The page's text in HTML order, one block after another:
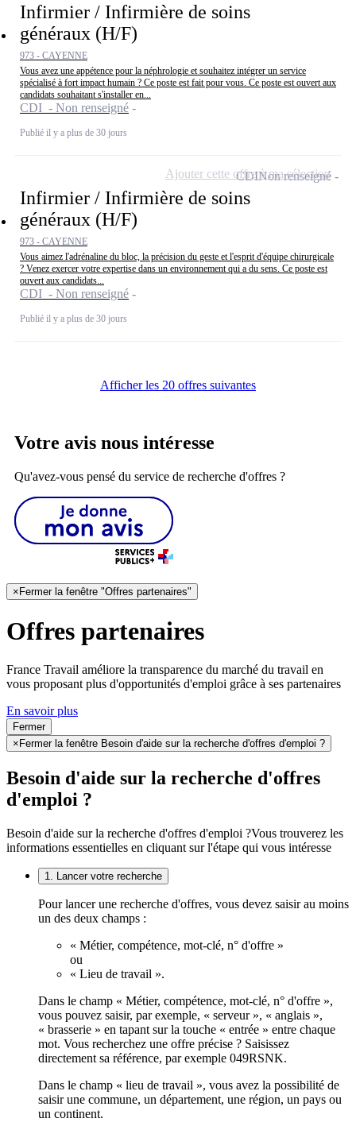
Infirmier / Infirmière de soins
généraux (H/F)
973 - CAYENNE
Vous avez une appétence pour la néphrologie et souhaitez intégrer un service
spécialisé à fort impact humain ? Ce poste est fait pour vous. Ce poste est ouvert aux
candidats souhaitant s'installer en...
CDI - Non renseigné
Publié il y a plus de 30 jours
Infirmier / Infirmière de soins
généraux (H/F)
973 - CAYENNE
Vous aimez l'adrénaline du bloc, la précision du geste et l'esprit d'équipe chirurgicale
? Venez exercer votre expertise dans un environnement qui a du sens. Ce poste est
ouvert aux candidats...
CDI - Non renseigné
Publié il y a plus de 30 jours
CDINon renseigné
Ajouter cette offre à ma sélection
Afficher les 20 offres suivantes
Votre avis nous intéresse
Qu'avez-vous pensé du service de recherche d'offres ?
×Fermer la fenêtre "Offres partenaires"
Offres partenaires
France Travail améliore la transparence du marché du travail en
vous proposant plus d'opportunités d'emploi grâce à ses partenaires
En savoir plus
Fermer
× Fermer la fenêtre Besoin d'aide sur la recherche d'offres d'emploi ?
Besoin d'aide sur la recherche d'offres
d'emploi ?
Besoin d'aide sur la recherche d'offres d'emploi ?Vous trouverez les
informations essentielles en cliquant sur l'étape qui vous intéresse
1. Lancer votre recherche
Pour lancer une recherche d'offres, vous devez saisir au moins
un des deux champs :
« Métier, compétence, mot-clé, n° d'offre »
ou
« Lieu de travail ».
Dans le champ « Métier, compétence, mot-clé, n° d'offre »,
vous pouvez saisir, par exemple, « serveur », « anglais »,
« brasserie » en tapant sur la touche « entrée » entre chaque
mot. Vous recherchez une offre précise ? Saisissez
directement sa référence, par exemple 049RSNK.
Dans le champ « lieu de travail », vous avez la possibilité de
saisir une commune, un département, une région, un pays ou
un continent.